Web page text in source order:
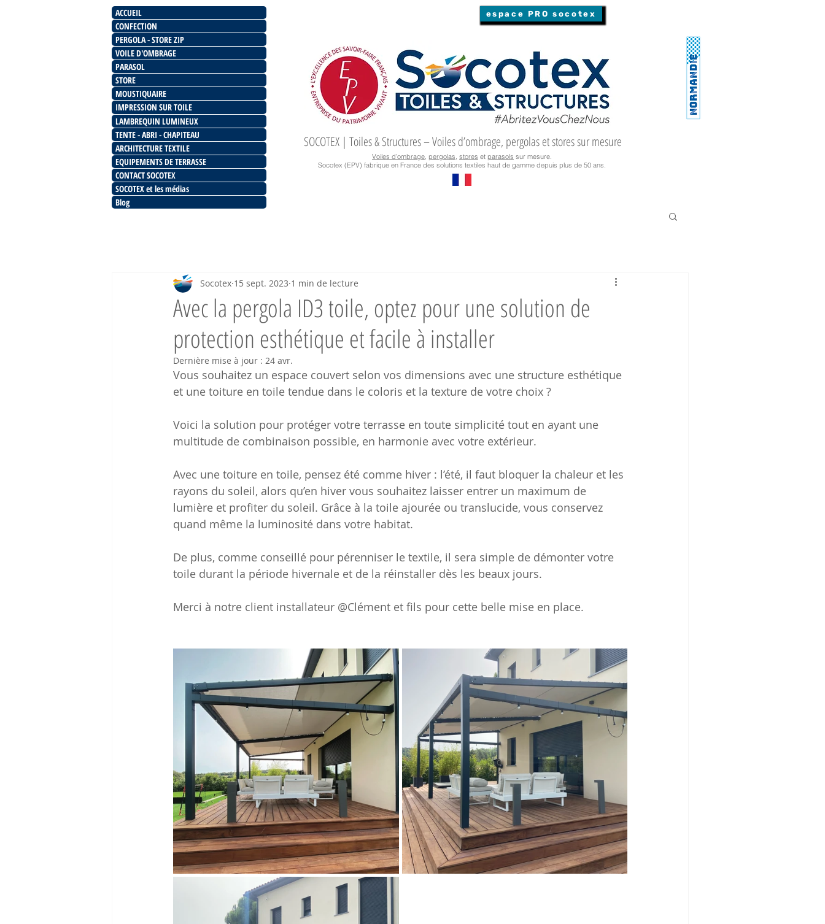
ACCUEIL
CONFECTION
PERGOLA - STORE ZIP
VOILE D'OMBRAGE
PARASOL
STORE
MOUSTIQUAIRE
IMPRESSION SUR TOILE
LAMBREQUIN LUMINEUX
TENTE - ABRI - CHAPITEAU
ARCHITECTURE TEXTILE
EQUIPEMENTS DE TERRASSE
CONTACT SOCOTEX
SOCOTEX et les médias
Blog
espace PRO socotex
SOCOTEX | Toiles & Structures – Voiles d’ombrage, pergolas et stores sur mesure
Voiles d’ombrage, pergolas, stores et parasols sur mesure.
Socotex (EPV) fabrique en France des solutions textiles haut de gamme depuis plus de 50 ans.
Avec la pergola ID3 toile, optez pour une solution de
protection esthétique et facile à installer
Socotex 15 sept. 2023 1 min de lecture
Dernière mise à jour : 24 avr.
Vous souhaitez un espace couvert selon vos dimensions avec une structure esthétique
et une toiture en toile tendue dans le coloris et la texture de votre choix ?
Voici la solution pour protéger votre terrasse en toute simplicité tout en ayant une
multitude de combinaison possible, en harmonie avec votre extérieur.
Avec une toiture en toile, pensez été comme hiver : l’été, il faut bloquer la chaleur et les
rayons du soleil, alors qu’en hiver vous souhaitez laisser entrer un maximum de
lumière et profiter du soleil. Grâce à la toile ajourée ou translucide, vous conservez
quand même la luminosité dans votre habitat.
De plus, comme conseillé pour pérenniser le textile, il sera simple de démonter votre
toile durant la période hivernale et de la réinstaller dès les beaux jours.
Merci à notre client installateur @Clément et fils pour cette belle mise en place.